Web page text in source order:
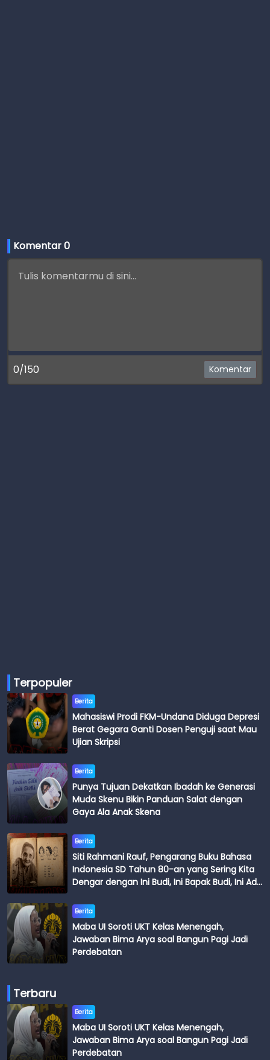
Komentar 0
0/150 Komentar
Terpopuler
Berita
Mahasiswi Prodi FKM-Undana Diduga Depresi
Berat Gegara Ganti Dosen Penguji saat Mau
Ujian Skripsi
Berita
Punya Tujuan Dekatkan Ibadah ke Generasi
Muda Skenu Bikin Panduan Salat dengan
Gaya Ala Anak Skena
Berita
Siti Rahmani Rauf, Pengarang Buku Bahasa
Indonesia SD Tahun 80-an yang Sering Kita
Dengar dengan Ini Budi, Ini Bapak Budi, Ini Adik
Berita
Maba UI Soroti UKT Kelas Menengah,
Jawaban Bima Arya soal Bangun Pagi Jadi
Perdebatan
Terbaru
Berita
Maba UI Soroti UKT Kelas Menengah,
Jawaban Bima Arya soal Bangun Pagi Jadi
Perdebatan